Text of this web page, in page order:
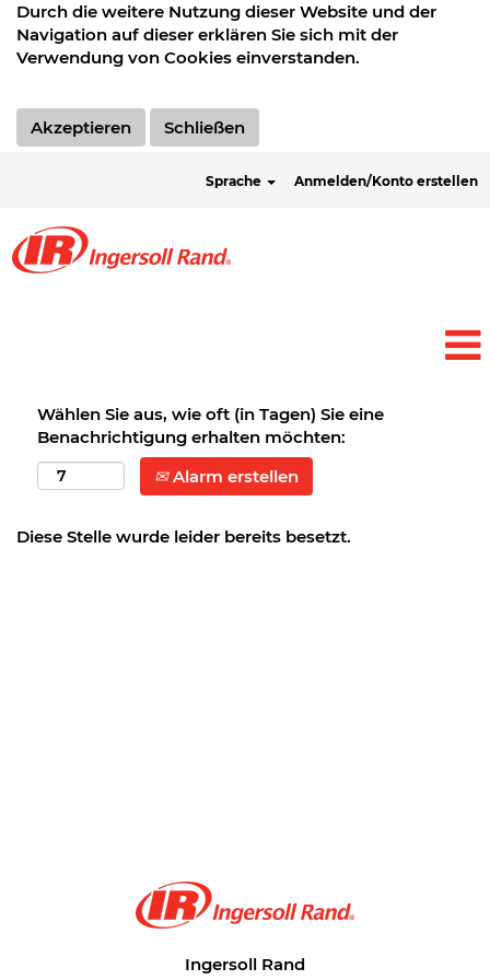
Durch die weitere Nutzung dieser Website und der
Navigation auf dieser erklären Sie sich mit der
Verwendung von Cookies einverstanden.
Akzeptieren Schließen
Sprache Anmelden/Konto erstellen
Wählen Sie aus, wie oft (in Tagen) Sie eine
Benachrichtigung erhalten möchten:
Alarm erstellen
Diese Stelle wurde leider bereits besetzt.
Ingersoll Rand